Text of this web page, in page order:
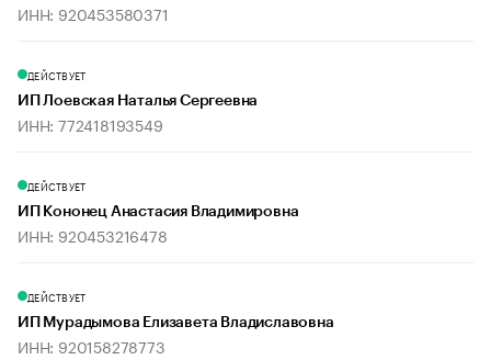
ИНН: 920453580371
ДЕЙСТВУЕТ
ИП Лоевская Наталья Сергеевна
ИНН: 772418193549
ДЕЙСТВУЕТ
ИП Кононец Анастасия Владимировна
ИНН: 920453216478
ДЕЙСТВУЕТ
ИП Мурадымова Елизавета Владиславовна
ИНН: 920158278773